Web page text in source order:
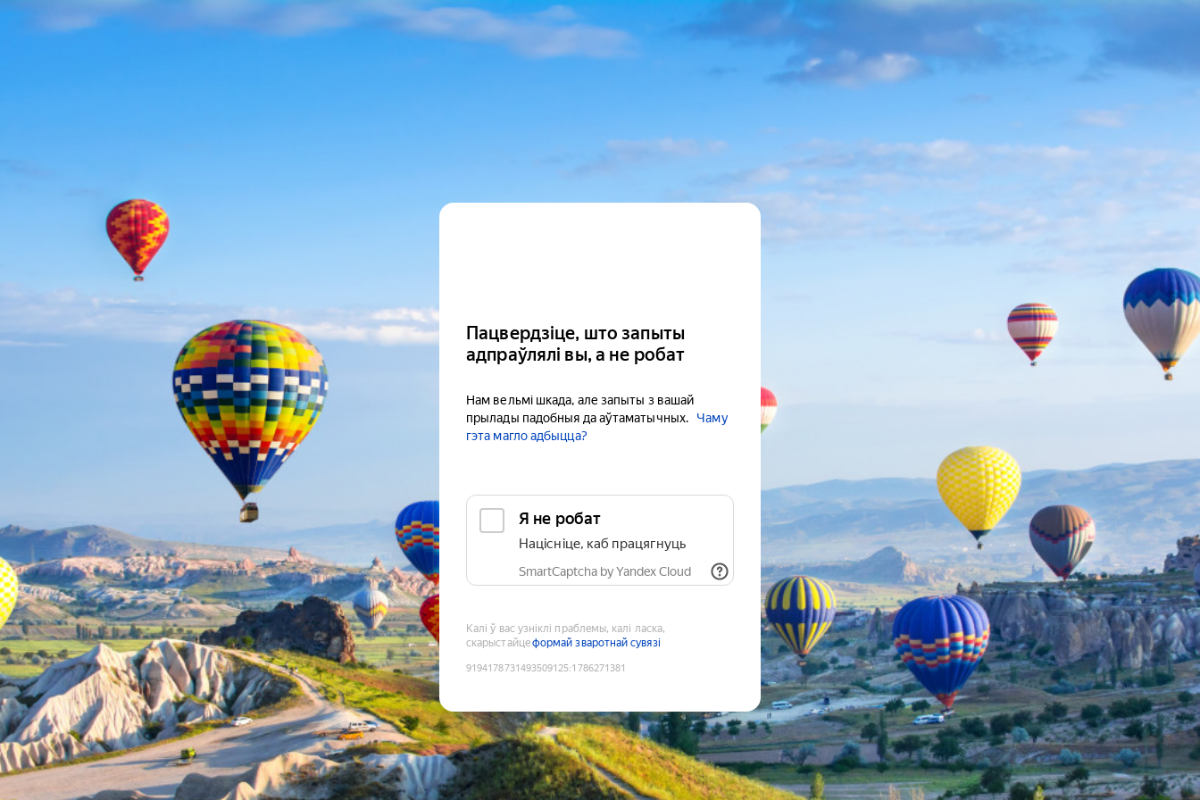
Пацвердзіце, што запыты
адпраўлялі вы, а не робат
Нам вельмі шкада, але запыты з вашай
прылады падобныя да аўтаматычных.
Чаму
гэта магло адбыцца?
Я не робат
Націсніце, каб працягнуць
SmartCaptcha by Yandex Cloud
Калі ў вас узніклі праблемы, калі ласка,
скарыстайцеформай зваротнай сувязі
9194178731493509125:1786271381